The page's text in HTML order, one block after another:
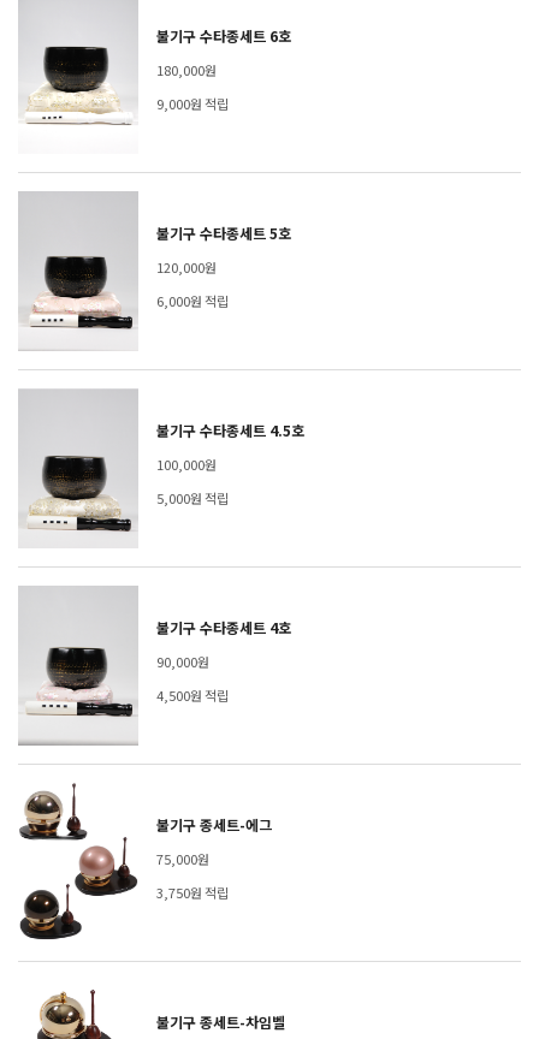
불기구 수타종세트 6호
180,000원
9,000원 적립
불기구 수타종세트 5호
120,000원
6,000원 적립
불기구 수타종세트 4.5호
100,000원
5,000원 적립
불기구 수타종세트 4호
90,000원
4,500원 적립
불기구 종세트-에그
75,000원
3,750원 적립
불기구 종세트-차임벨